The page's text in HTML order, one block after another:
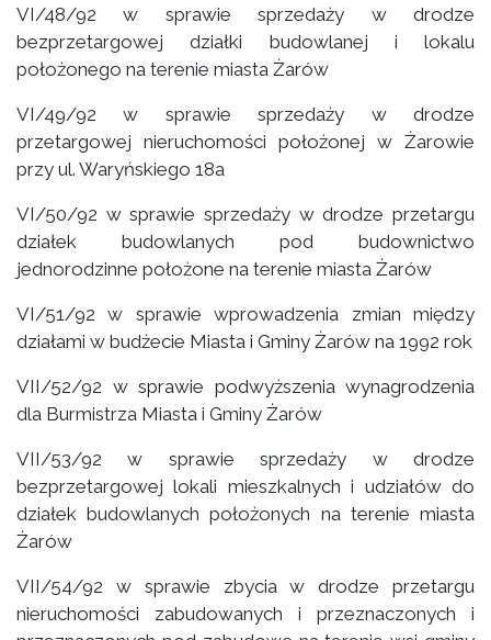
VI/48/92 w sprawie sprzedaży w drodze
bezprzetargowej działki budowlanej i lokalu
położonego na terenie miasta Żarów
VI/49/92 w sprawie sprzedaży w drodze
przetargowej nieruchomości położonej w Żarowie
przy ul. Waryńskiego 18a
VI/50/92 w sprawie sprzedaży w drodze przetargu
działek budowlanych pod budownictwo
jednorodzinne położone na terenie miasta Żarów
VI/51/92 w sprawie wprowadzenia zmian między
działami w budżecie Miasta i Gminy Żarów na 1992 rok
VII/52/92 w sprawie podwyższenia wynagrodzenia
dla Burmistrza Miasta i Gminy Żarów
VII/53/92 w sprawie sprzedaży w drodze
bezprzetargowej lokali mieszkalnych i udziałów do
działek budowlanych położonych na terenie miasta
Żarów
VII/54/92 w sprawie zbycia w drodze przetargu
nieruchomości zabudowanych i przeznaczonych i